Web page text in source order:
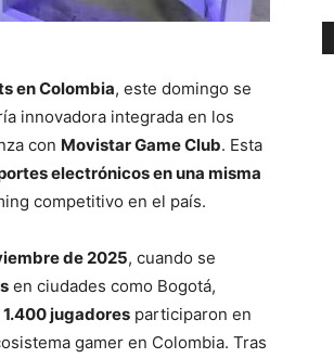
en Colombia, este domingo se
innovadora integrada en los
con Movistar Game Club. Esta
electrónicos en una misma
competitivo en el país.
de 2025, cuando se
en ciudades como Bogotá,
1.400 jugadores participaron en
gamer en Colombia. Tras